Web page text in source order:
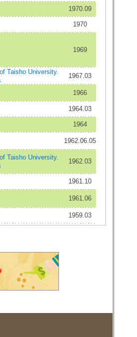
1970.09
1970
1969
Taisho University.
1967.03
1966
1964.03
1964
1962.06.05
Taisho University.
1962.03
1961.10
1961.06
1959.03